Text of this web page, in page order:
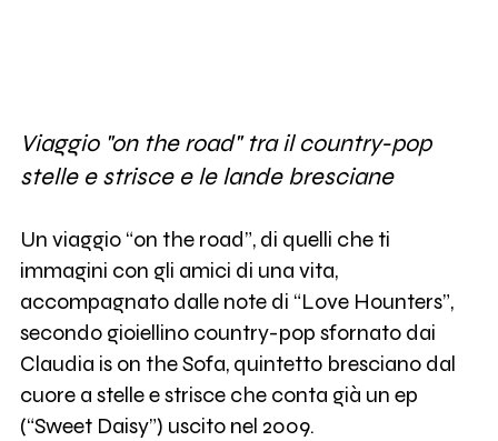
Viaggio "on the road" tra il country-pop
stelle e strisce e le lande bresciane
Un viaggio “on the road”, di quelli che ti
immagini con gli amici di una vita,
accompagnato dalle note di “Love Hounters”,
secondo gioiellino country-pop sfornato dai
Claudia is on the Sofa, quintetto bresciano dal
cuore a stelle e strisce che conta già un ep
(“Sweet Daisy”) uscito nel 2009.